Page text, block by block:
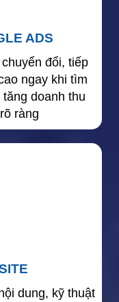
ADS
đổi, tiếp
ngay khi tìm
doanh thu
ràng
dung, kỹ thuật